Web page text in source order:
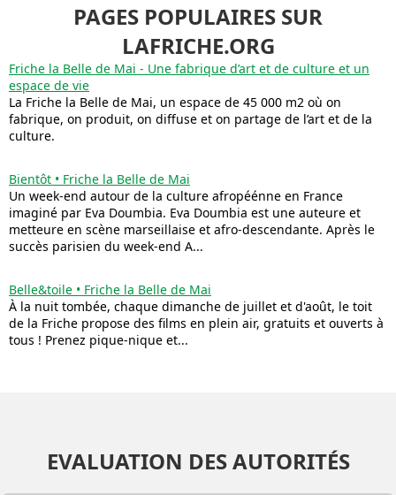
PAGES POPULAIRES SUR
LAFRICHE.ORG
Friche la Belle de Mai - Une fabrique d’art et de culture et un
espace de vie
La Friche la Belle de Mai, un espace de 45 000 m2 où on
fabrique, on produit, on diffuse et on partage de l’art et de la
culture.
Bientôt • Friche la Belle de Mai
Un week-end autour de la culture afropéénne en France
imaginé par Eva Doumbia. Eva Doumbia est une auteure et
metteure en scène marseillaise et afro-descendante. Après le
succès parisien du week-end A...
Belle&toile • Friche la Belle de Mai
À la nuit tombée, chaque dimanche de juillet et d'août, le toit
de la Friche propose des films en plein air, gratuits et ouverts à
tous ! Prenez pique-nique et...
EVALUATION DES AUTORITÉS